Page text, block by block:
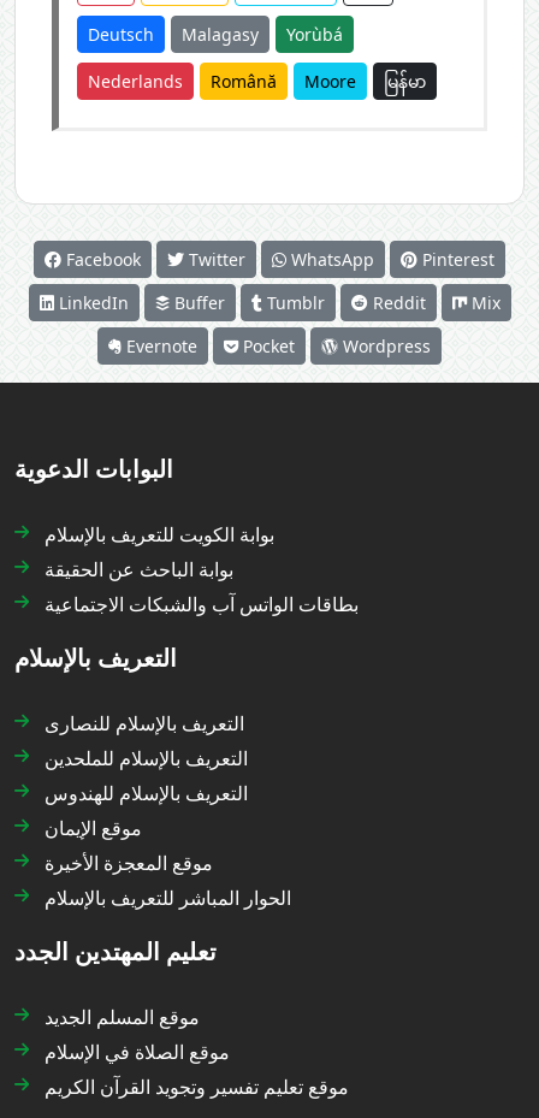
Deutsch Malagasy Yorùbá
Nederlands Română Moore မြန်မာ
Facebook Twitter WhatsApp
Pinterest
LinkedIn
Buffer Tumblr Reddit
Mix
Evernote
Pocket Wordpress
البوابات الدعوية
بوابة الكويت للتعريف بالإسلام
بوابة الباحث عن الحقيقة
بطاقات الواتس آب والشبكات الاجتماعية
التعريف بالإسلام
التعريف بالإسلام للنصارى
التعريف بالإسلام للملحدين
التعريف بالإسلام للهندوس
موقع الإيمان
موقع المعجزة الأخيرة
الحوار المباشر للتعريف بالإسلام
تعليم المهتدين الجدد
موقع المسلم الجديد
موقع الصلاة في الإسلام
موقع تعليم تفسير وتجويد القرآن الكريم